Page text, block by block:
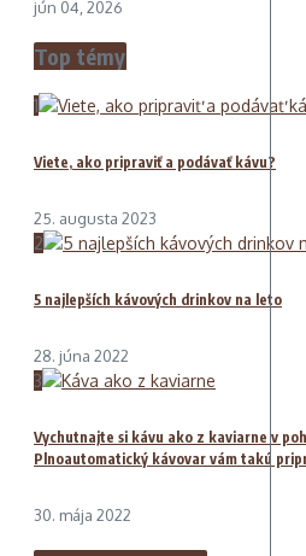
jún 04, 2026
Top témy
1
Viete, ako pripraviť a podávať kávu?
25. augusta 2023
2
5 najlepších kávových drinkov na leto
28. júna 2022
3
Vychutnajte si kávu ako z kaviarne v
Plnoautomatický kávovar vám takú
30. mája 2022